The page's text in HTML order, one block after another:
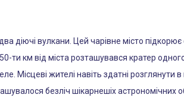
діючі вулкани. Цей чарівне місто підкорює
ти км від міста розташувався кратер
Місцеві жителі навіть здатні розглянути
безліч шікарнешіх астрономічних